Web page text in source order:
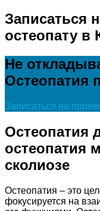
Записаться
остеопату в
Не
Остеопатия
Записаться на прием
Остеопатия
остеопатия
сколиозе
Остеопатия – это
фокусируется на